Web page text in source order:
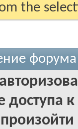
the
форума
доступа